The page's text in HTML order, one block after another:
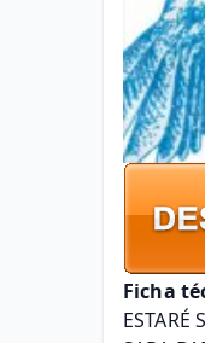
Ficha
ESTARÉ